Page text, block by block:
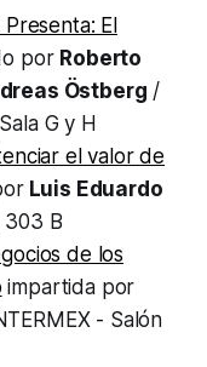
El
por Roberto
Östberg /
G y H
el valor de
Luis Eduardo
303 B
de los
impartida por
- Salón